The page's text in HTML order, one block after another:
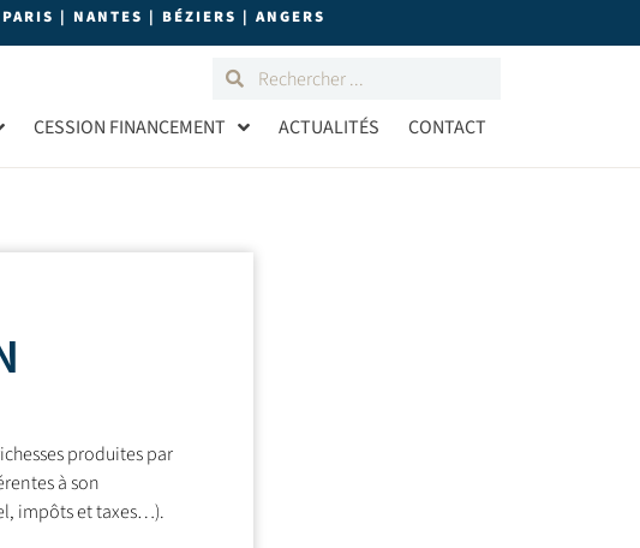
| NANTES | BÉZIERS | ANGERS
CESSION FINANCEMENT ACTUALITÉS CONTACT
produites par
à son
impôts et taxes…).